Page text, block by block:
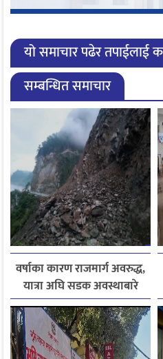
यो समाचार पढेर तपाईलाई
सम्बन्धित समाचार
वर्षाका कारण राजमार्ग अवरुद्ध,
यात्रा अघि सडक अवस्थाबारे
जानकारी लिन आग्रह